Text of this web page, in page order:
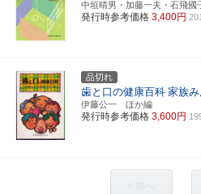
中垣晴男・加藤一夫・石飛
発行時参考価格 3,400円
品切れ
歯と口の健康百科 家族
伊藤公一 ほか編
発行時参考価格 3,600円